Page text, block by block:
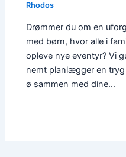
Rhodos
Drømmer du om en
med børn, hvor alle i
opleve nye eventyr? Vi
nemt planlægger en
ø sammen med dine…